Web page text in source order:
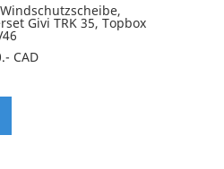
Givi TRK 35, Topbox
CAD